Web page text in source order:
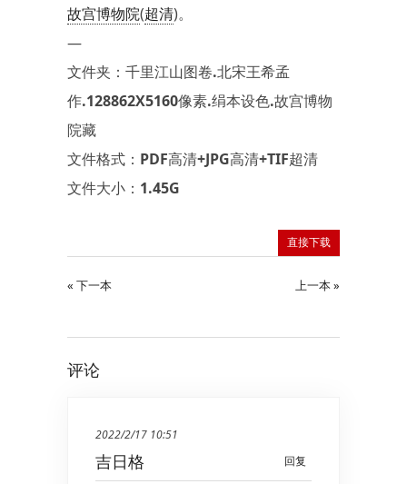
故宫博物院(超清)。
—
文件夹：千里江山图卷.北宋王希孟
作.128862X5160像素.绢本设色.故宫博物
院藏
文件格式：PDF高清+JPG高清+TIF超清
文件大小：1.45G
直接下载
« 下一本 上一本 »
评论
2022/2/17 10:51
回复
吉日格